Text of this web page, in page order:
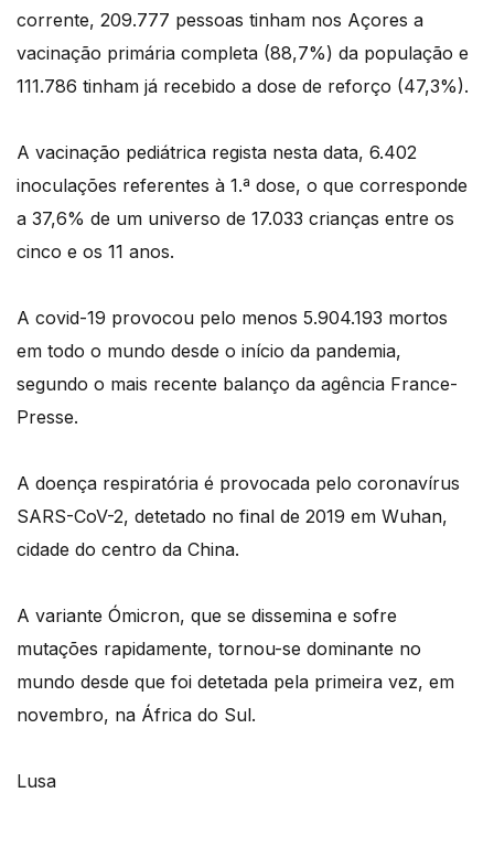
corrente, 209.777 pessoas tinham nos Açores a
vacinação primária completa (88,7%) da população e
111.786 tinham já recebido a dose de reforço (47,3%).
A vacinação pediátrica regista nesta data, 6.402
inoculações referentes à 1.ª dose, o que corresponde
a 37,6% de um universo de 17.033 crianças entre os
cinco e os 11 anos.
A covid-19 provocou pelo menos 5.904.193 mortos
em todo o mundo desde o início da pandemia,
segundo o mais recente balanço da agência France-
Presse.
A doença respiratória é provocada pelo coronavírus
SARS-CoV-2, detetado no final de 2019 em Wuhan,
cidade do centro da China.
A variante Ómicron, que se dissemina e sofre
mutações rapidamente, tornou-se dominante no
mundo desde que foi detetada pela primeira vez, em
novembro, na África do Sul.
Lusa